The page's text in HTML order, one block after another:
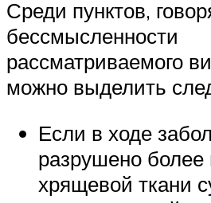
Среди пунктов,
бессмысленности
рассматриваемого
можно выделить
Если в ходе
разрушено
хрящевой ткани